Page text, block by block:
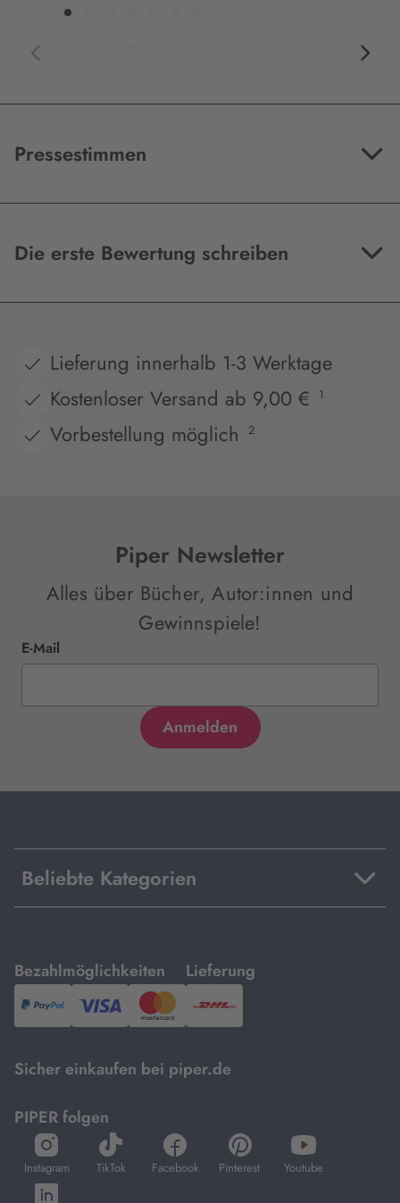
Pressestimmen
Die erste Bewertung schreiben
Lieferung innerhalb 1-3 Werktage
Kostenloser Versand ab 9,00 €
1
Vorbestellung möglich 2
Piper Newsletter
Alles über Bücher, Autor:innen und
Gewinnspiele!
E-Mail
Beliebte Kategorien
Bezahlmöglichkeiten
mit
PayPal,Visa
und
Lieferung
mit
DHL.
Sicher einkaufen bei piper.de
PIPER folgen
Instagram
öffnet
in
neuem
TikTok
öffnet
in
Facebook
öffnet
in
Pinterest
öffnet
in
Youtube
öffnet
in
öffnet